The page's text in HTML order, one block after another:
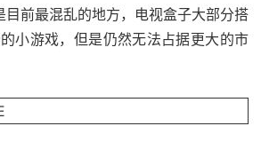
前最混乱的地方，电视盒子大部分搭
小游戏，但是仍然无法占据更大的市